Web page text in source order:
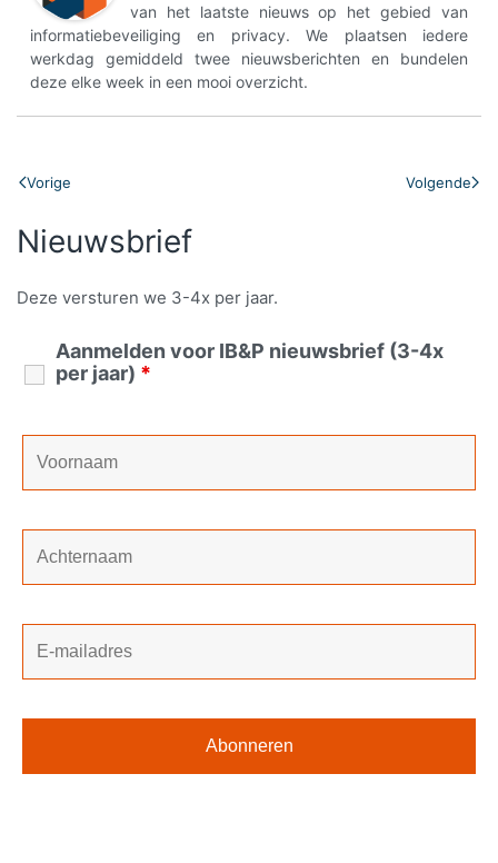
van het laatste nieuws op het gebied van
informatiebeveiliging en privacy. We plaatsen iedere
werkdag gemiddeld twee nieuwsberichten en bundelen
deze elke week in een mooi overzicht.
Vorige Volgende
Nieuwsbrief
Deze versturen we 3-4x per jaar.
Aanmelden voor IB&P nieuwsbrief (3-4x
per jaar) *